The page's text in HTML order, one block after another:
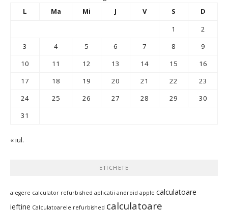
L
Ma Mi J V S
D
1
2
3
4 5 6 7 8
9
10
11 12 13 14 15
16
17
18 19 20 21 22
23
24
25 26 27 28 29
30
31
« iul.
ETICHETE
alegere calculator refurbished aplicatii android apple calculatoare
ieftine Calculatoarele refurbished calculatoare